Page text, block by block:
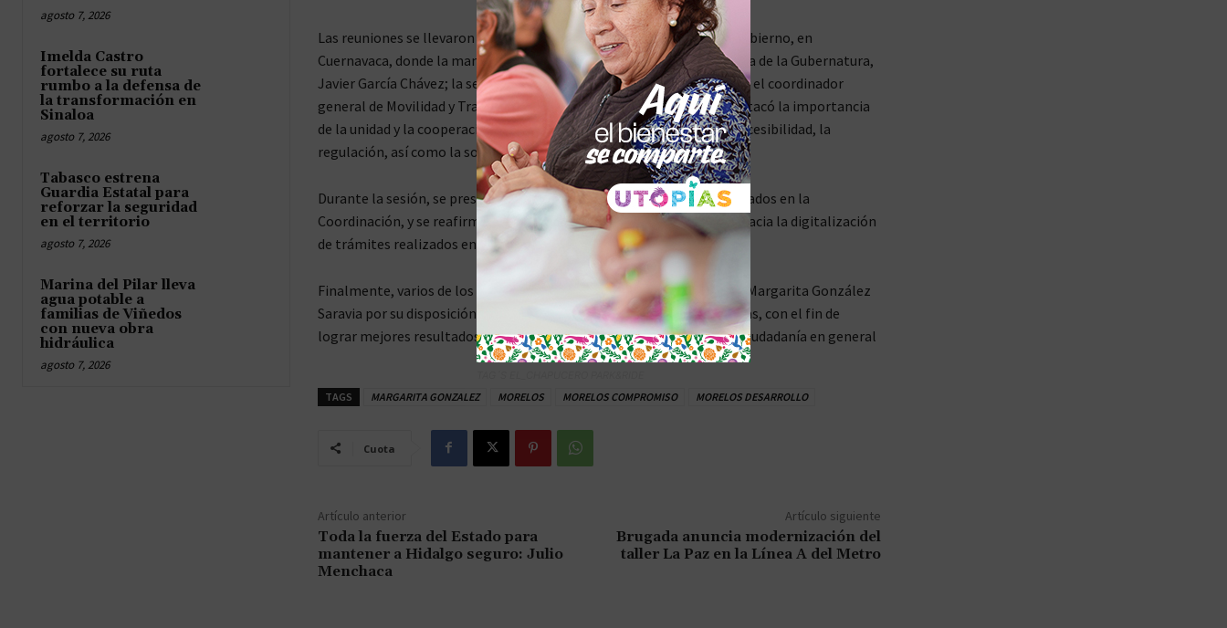
agosto 7, 2026
Imelda Castro
fortalece su ruta
rumbo a la defensa de
la transformación en
Sinaloa
agosto 7, 2026
Tabasco estrena
Guardia Estatal para
reforzar la seguridad
en el territorio
agosto 7, 2026
Marina del Pilar lleva
agua potable a
familias de Viñedos
con nueva obra
hidráulica
agosto 7, 2026
Las reuniones se llevaron a cabo en el salón Morelos del Palacio de Gobierno, en
Cuernavaca, donde la mandataria, acompañada por el jefe de la Oficina de la Gubernatura,
Javier García Chávez; la secretaria de Hacienda, Mirna Zavala Zuñiga; y el coordinador
general de Movilidad y Transporte, Jorge Alberto Barrera Toledo, destacó la importancia
de la unidad y la cooperación para mejorar la calidad del servicio, la accesibilidad, la
regulación, así como la sostenibilidad económica.
Durante la sesión, se presentaron los modelos de trabajo implementados en la
Coordinación, y se reafirmó el compromiso del Estado para avanzar hacia la digitalización
de trámites realizados en la dependencia estatal.
Finalmente, varios de los asistentes expresaron su agradecimiento a Margarita González
Saravia por su disposición para escucharlos y considerar sus propuestas, con el fin de
lograr mejores resultados que beneficien tanto al gremio como a la ciudadanía en general
TAGS MARGARITA GONZALEZ MORELOS MORELOS COMPROMISO MORELOS DESARROLLO
Cuota
Artículo anterior
Toda la fuerza del Estado para
mantener a Hidalgo seguro: Julio
Menchaca
Artículo siguiente
Brugada anuncia modernización del
taller La Paz en la Línea A del Metro